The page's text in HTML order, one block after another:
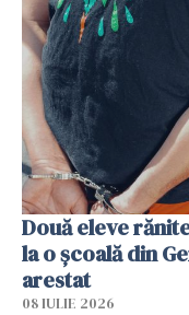
Două eleve
la o școală din
arestat
08 IULIE 2026